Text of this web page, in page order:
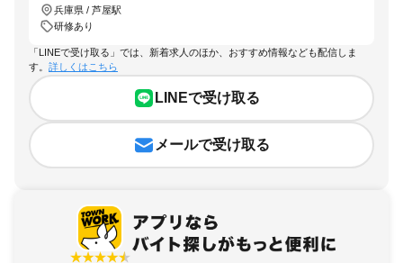
兵庫県 / 芦屋駅
研修あり
「LINEで受け取る」では、新着求人のほか、おすすめ情報なども配信しま
す。 詳しくはこちら
LINEで受け取る
メールで受け取る